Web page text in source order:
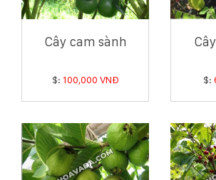
Cây cam sành
$: 100,000 VNĐ $: